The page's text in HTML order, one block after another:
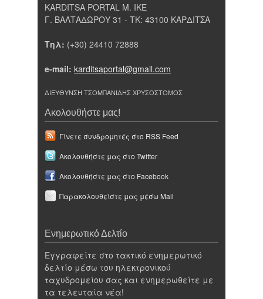
KARDITSA PORTAL Μ. ΙΚΕ
Γ. ΒΑΛΤΑΔΩΡΟΥ 31 - ΤΚ: 43100 ΚΑΡΔΙΤΣΑ
Τηλ: (+30) 24410 72888
e-mail: karditsaportal@gmail.com
ΔΙΕΥΘΥΝΣΗ ΤΣΟΜΠΑΝΙΔΗΣ ΧΡΥΣΟΣΤΟΜΟΣ
Ακολουθήστε μας!
Γίνετε συνδρομητές στο RSS Feed
Ακολουθήστε μας στο Twitter
Ακολουθήστε μας στο Facebook
Παρακολουθείστε μας μέσω Mail
Ενημερωτικό Δελτίο
Εγγραφείτε στο τακτικό ενημερωτικό
δελτίο μέσω του ηλεκτρονικού
ταχυδρομείου σας και ενημερωθείτε με
τα τελευταία νέα!